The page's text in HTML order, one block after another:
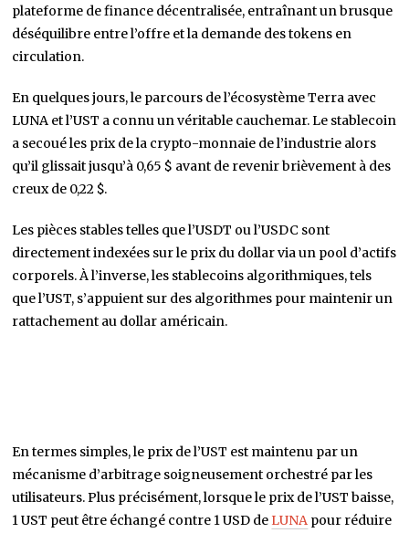
plateforme de finance décentralisée, entraînant un brusque
déséquilibre entre l’offre et la demande des tokens en
circulation.
En quelques jours, le parcours de l’écosystème Terra avec
LUNA et l’UST a connu un véritable cauchemar. Le stablecoin
a secoué les prix de la crypto-monnaie de l’industrie alors
qu’il glissait jusqu’à 0,65 $ avant de revenir brièvement à des
creux de 0,22 $.
Les pièces stables telles que l’USDT ou l’USDC sont
directement indexées sur le prix du dollar via un pool d’actifs
corporels. À l’inverse, les stablecoins algorithmiques, tels
que l’UST, s’appuient sur des algorithmes pour maintenir un
rattachement au dollar américain.
En termes simples, le prix de l’UST est maintenu par un
mécanisme d’arbitrage soigneusement orchestré par les
utilisateurs. Plus précisément, lorsque le prix de l’UST baisse,
1 UST peut être échangé contre 1 USD de LUNA pour réduire